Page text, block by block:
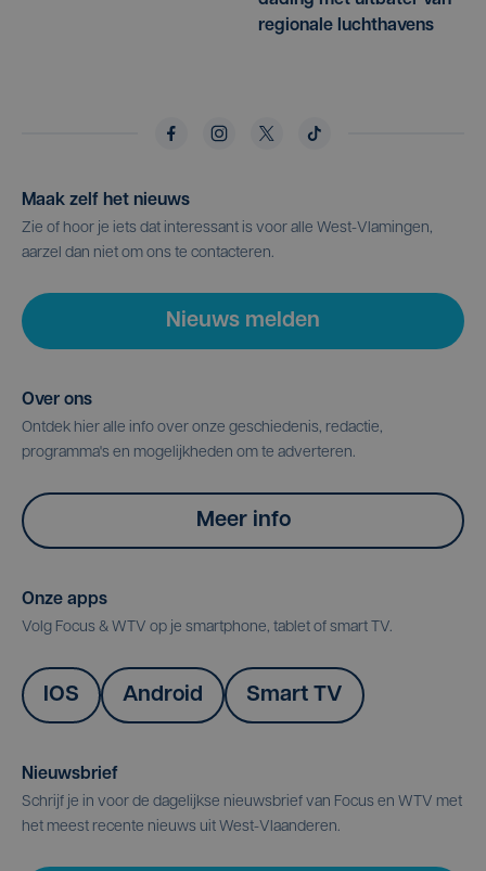
regionale luchthavens
Maak zelf het nieuws
Zie of hoor je iets dat interessant is voor alle West-Vlamingen,
aarzel dan niet om ons te contacteren.
Nieuws melden
Over ons
Ontdek hier alle info over onze geschiedenis, redactie,
programma's en mogelijkheden om te adverteren.
Meer info
Onze apps
Volg Focus & WTV op je smartphone, tablet of smart TV.
IOS Android Smart TV
Nieuwsbrief
Schrijf je in voor de dagelijkse nieuwsbrief van Focus en WTV met
het meest recente nieuws uit West-Vlaanderen.